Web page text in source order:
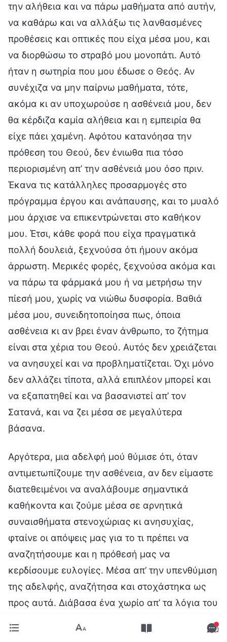
την αλήθεια και να πάρω μαθήματα από αυτήν,
να καθάρω και να αλλάξω τις λανθασμένες
προθέσεις και οπτικές που είχα μέσα μου, και
να διορθώσω το στραβό μου μονοπάτι. Αυτό
ήταν η σωτηρία που μου έδωσε ο Θεός. Αν
συνέχιζα να μην παίρνω μαθήματα, τότε,
ακόμα κι αν υποχωρούσε η ασθένειά μου, δεν
θα κέρδιζα καμία αλήθεια και η εμπειρία θα
είχε πάει χαμένη. Αφότου κατανόησα την
πρόθεση του Θεού, δεν ένιωθα πια τόσο
περιορισμένη απ’ την ασθένειά μου όσο πριν.
Έκανα τις κατάλληλες προσαρμογές στο
πρόγραμμα έργου και ανάπαυσης, και το μυαλό
μου άρχισε να επικεντρώνεται στο καθήκον
μου. Έτσι, κάθε φορά που είχα πραγματικά
πολλή δουλειά, ξεχνούσα ότι ήμουν ακόμα
άρρωστη. Μερικές φορές, ξεχνούσα ακόμα και
να πάρω τα φάρμακά μου ή να μετρήσω την
πίεσή μου, χωρίς να νιώθω δυσφορία. Βαθιά
μέσα μου, συνειδητοποίησα πως, όποια
ασθένεια κι αν βρει έναν άνθρωπο, το ζήτημα
είναι στα χέρια του Θεού. Αυτός δεν χρειάζεται
να ανησυχεί και να προβληματίζεται. Όχι μόνο
δεν αλλάζει τίποτα, αλλά επιπλέον μπορεί και
να εξαπατηθεί και να βασανιστεί απ’ τον
Σατανά, και να ζει μέσα σε μεγαλύτερα
βάσανα.
Αργότερα, μια αδελφή μού θύμισε ότι, όταν
αντιμετωπίζουμε την ασθένεια, αν δεν είμαστε
διατεθειμένοι να αναλάβουμε σημαντικά
καθήκοντα και ζούμε μέσα σε αρνητικά
συναισθήματα στενοχώριας κι ανησυχίας,
φταίνε οι απόψεις μας για το τι πρέπει να
αναζητήσουμε και η πρόθεσή μας να
κερδίσουμε ευλογίες. Μέσα απ’ την υπενθύμιση
της αδελφής, αναζήτησα και στοχάστηκα ως
προς αυτά. Διάβασα ένα χωρίο απ’ τα λόγια του
να κάνουν το καθήκον τους, κατά βάθος,